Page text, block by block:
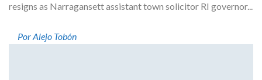
resigns as Narragansett assistant town solicitor RI governor...
Por Alejo Tobón